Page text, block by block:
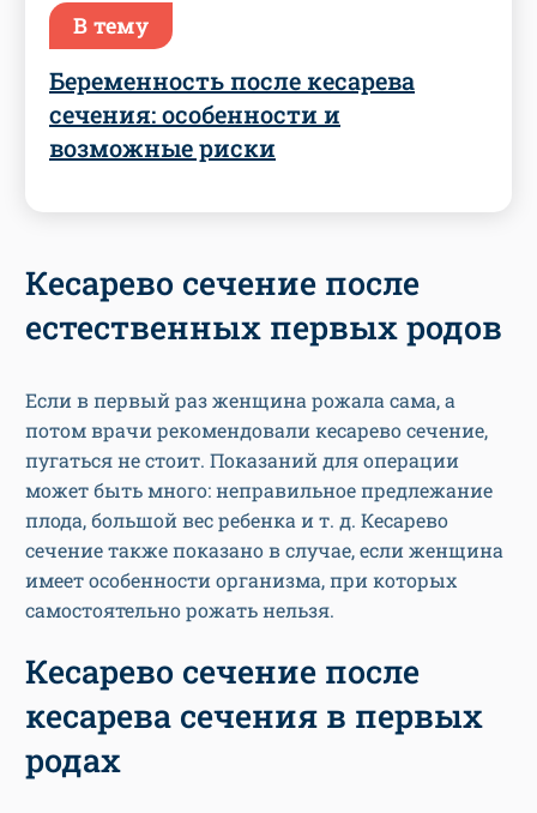
В тему
Беременность после кесарева
сечения: особенности и
возможные риски
Кесарево сечение после
естественных первых родов
Если в первый раз женщина рожала сама, а
потом врачи рекомендовали кесарево сечение,
пугаться не стоит. Показаний для операции
может быть много: неправильное предлежание
плода, большой вес ребенка и т. д. Кесарево
сечение также показано в случае, если женщина
имеет особенности организма, при которых
самостоятельно рожать нельзя.
Кесарево сечение после
кесарева сечения в первых
родах